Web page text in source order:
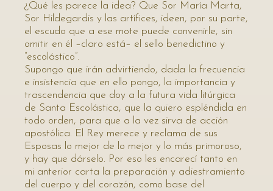
¿Qué les parece la idea? Que Sor María Marta,
Sor Hildegardis y las artífices, ideen, por su parte,
el escudo que a ese mote puede convenirle, sin
omitir en él –claro está– el sello benedictino y
“escolástico”.
Supongo que irán advirtiendo, dada la frecuencia
e insistencia que en ello pongo, la importancia y
trascendencia que doy a la futura vida litúrgica
de Santa Escolástica, que la quiero espléndida en
todo orden, para que a la vez sirva de acción
apostólica. El Rey merece y reclama de sus
Esposas lo mejor de lo mejor y lo más primoroso,
y hay que dárselo. Por eso les encarecí tanto en
mi anterior carta la preparación y adiestramiento
del cuerpo y del corazón, como base del